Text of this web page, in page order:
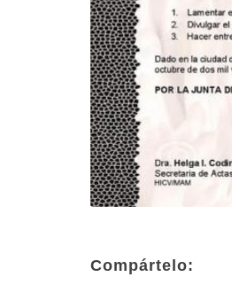
Compártelo: